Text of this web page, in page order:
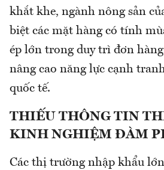
khắt khe, ngành nông sản
biệt các mặt hàng có tính
ép lớn trong duy trì đơn
nâng cao năng lực cạnh
quốc tế.
THIẾU THÔNG TIN
KINH NGHIỆM ĐÀM
Các thị trường nhập khẩu